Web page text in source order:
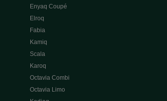
Enyaq Coupé
Elroq
Fabia
Kamiq
Scala
Karoq
Octavia Combi
Octavia Limo